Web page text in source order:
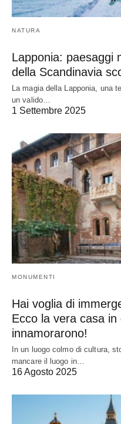
NATURA
Lapponia: paesaggi
della Scandinavia
La magia della Lapponia, una
un valido…
1 Settembre 2025
MONUMENTI
Hai voglia di
Ecco la vera casa
innamorarono!
In un luogo colmo di cultura,
mancare il luogo in…
16 Agosto 2025